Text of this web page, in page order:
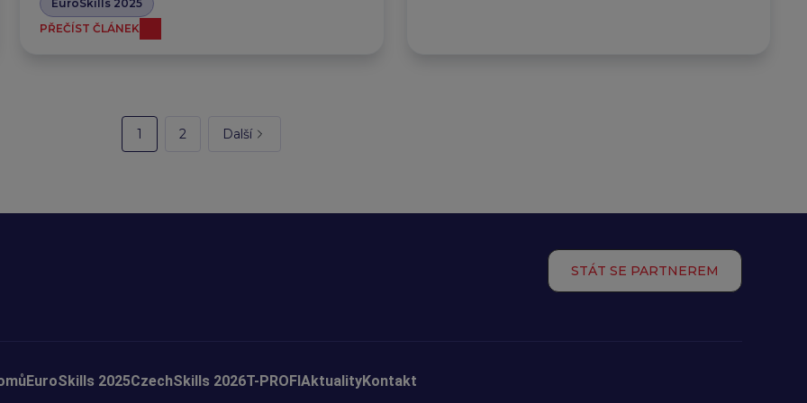
EuroSkills 2025
PŘEČÍST ČLÁNEK
1 2 Další
STÁT SE PARTNEREM
EuroSkills 2025CzechSkills 2026T-PROFIAktualityKontakt